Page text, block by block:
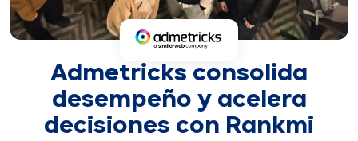
Admetricks consolida
desempeño y acelera
decisiones con Rankmi